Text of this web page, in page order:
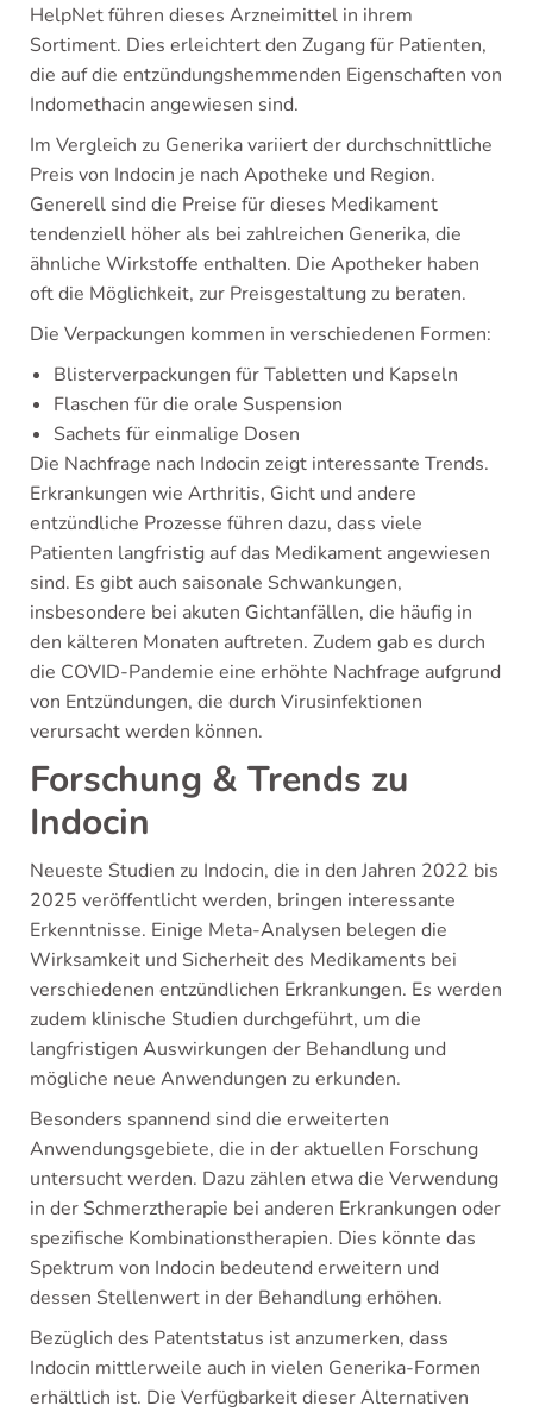
HelpNet führen dieses Arzneimittel in ihrem
Sortiment. Dies erleichtert den Zugang für Patienten,
die auf die entzündungshemmenden Eigenschaften von
Indomethacin angewiesen sind.
Im Vergleich zu Generika variiert der durchschnittliche
Preis von Indocin je nach Apotheke und Region.
Generell sind die Preise für dieses Medikament
tendenziell höher als bei zahlreichen Generika, die
ähnliche Wirkstoffe enthalten. Die Apotheker haben
oft die Möglichkeit, zur Preisgestaltung zu beraten.
Die Verpackungen kommen in verschiedenen Formen:
Blisterverpackungen für Tabletten und Kapseln
Flaschen für die orale Suspension
Sachets für einmalige Dosen
Die Nachfrage nach Indocin zeigt interessante Trends.
Erkrankungen wie Arthritis, Gicht und andere
entzündliche Prozesse führen dazu, dass viele
Patienten langfristig auf das Medikament angewiesen
sind. Es gibt auch saisonale Schwankungen,
insbesondere bei akuten Gichtanfällen, die häufig in
den kälteren Monaten auftreten. Zudem gab es durch
die COVID-Pandemie eine erhöhte Nachfrage aufgrund
von Entzündungen, die durch Virusinfektionen
verursacht werden können.
Forschung & Trends zu
Indocin
Neueste Studien zu Indocin, die in den Jahren 2022 bis
2025 veröffentlicht werden, bringen interessante
Erkenntnisse. Einige Meta-Analysen belegen die
Wirksamkeit und Sicherheit des Medikaments bei
verschiedenen entzündlichen Erkrankungen. Es werden
zudem klinische Studien durchgeführt, um die
langfristigen Auswirkungen der Behandlung und
mögliche neue Anwendungen zu erkunden.
Besonders spannend sind die erweiterten
Anwendungsgebiete, die in der aktuellen Forschung
untersucht werden. Dazu zählen etwa die Verwendung
in der Schmerztherapie bei anderen Erkrankungen oder
spezifische Kombinationstherapien. Dies könnte das
Spektrum von Indocin bedeutend erweitern und
dessen Stellenwert in der Behandlung erhöhen.
Bezüglich des Patentstatus ist anzumerken, dass
Indocin mittlerweile auch in vielen Generika-Formen
erhältlich ist. Die Verfügbarkeit dieser Alternativen